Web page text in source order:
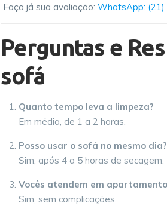
Faça já sua avaliação: WhatsApp:
Perguntas e
sofá
Quanto tempo leva a limpeza?
Em média, de 1 a 2 horas.
Posso usar o sofá no mesmo dia?
Sim, após 4 a 5 horas de secagem.
Vocês atendem em
Sim, sem complicações.